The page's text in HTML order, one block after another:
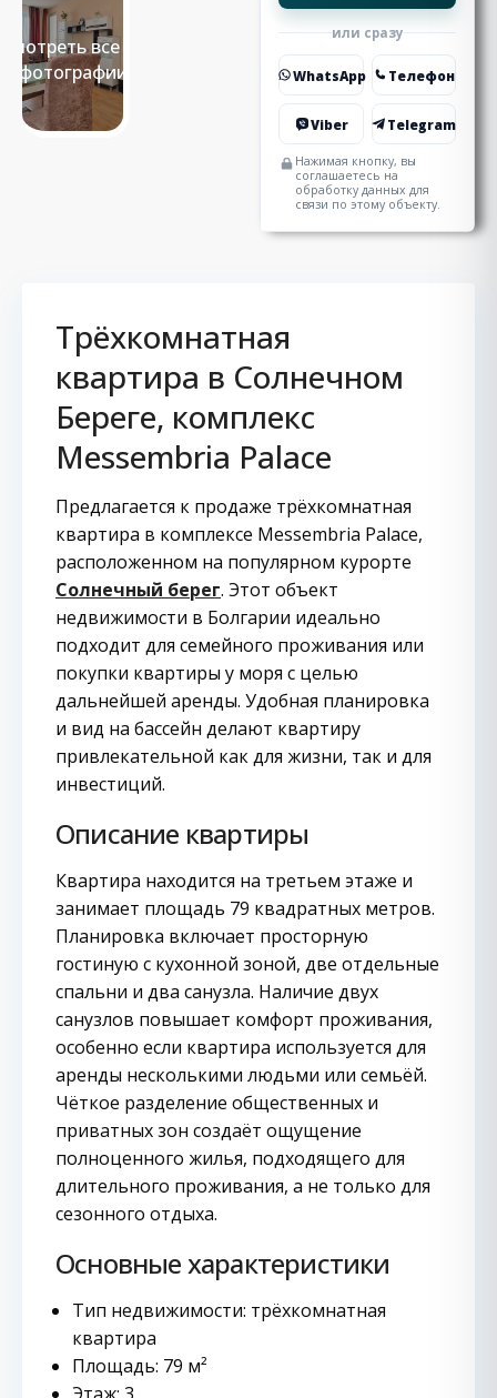
Смотреть все 15
фотографии
или сразу
WhatsApp Телефон
Viber Telegram
Нажимая кнопку, вы
соглашаетесь на
обработку данных для
связи по этому объекту.
Трёхкомнатная
квартира в Солнечном
Береге, комплекс
Messembria Palace
Предлагается к продаже трёхкомнатная
квартира в комплексе Messembria Palace,
расположенном на популярном курорте
Солнечный берег. Этот объект
недвижимости в Болгарии идеально
подходит для семейного проживания или
покупки квартиры у моря с целью
дальнейшей аренды. Удобная планировка
и вид на бассейн делают квартиру
привлекательной как для жизни, так и для
инвестиций.
Описание квартиры
Квартира находится на третьем этаже и
занимает площадь 79 квадратных метров.
Планировка включает просторную
гостиную с кухонной зоной, две отдельные
спальни и два санузла. Наличие двух
санузлов повышает комфорт проживания,
особенно если квартира используется для
аренды несколькими людьми или семьёй.
Чёткое разделение общественных и
приватных зон создаёт ощущение
полноценного жилья, подходящего для
длительного проживания, а не только для
сезонного отдыха.
Основные характеристики
Тип недвижимости: трёхкомнатная
квартира
Площадь: 79 м²